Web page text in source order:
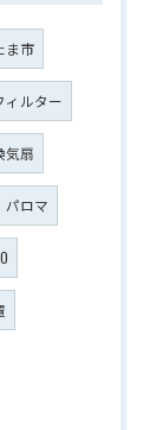
ま市
ィルター
気扇
パロマ